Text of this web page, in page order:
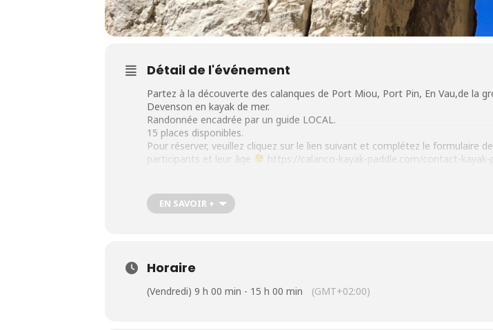
Détail de l'événement
Partez à la découverte des calanques de Port Miou, Port Pin, En Vau,de la
Devenson en kayak de mer.
Randonnée encadrée par un guide LOCAL.
15 places disponibles.
Pour réserver, veuillez cliquez sur le lien suivant et complétez le formulaire
participants et leur âge
https://calanco-kayak-paddle.com/contact-kayak-
EN SAVOIR +
Horaire
(Vendredi) 9 h 00 min - 15 h 00 min (GMT+02:00)